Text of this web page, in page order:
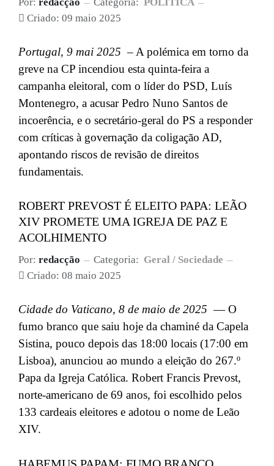
Criado: 09 maio 2025
Portugal, 9 mai 2025 – A polémica em torno da
greve na CP incendiou esta quinta-feira a
campanha eleitoral, com o líder do PSD, Luís
Montenegro, a acusar Pedro Nuno Santos de
incoerência, e o secretário-geral do PS a responder
com críticas à governação da coligação AD,
apontando riscos de revisão de direitos
fundamentais.
ROBERT PREVOST É ELEITO PAPA: LEÃO
XIV PROMETE UMA IGREJA DE PAZ E
ACOLHIMENTO
Por: redacção Categoria: Geral / Sociedade
Criado: 08 maio 2025
Cidade do Vaticano, 8 de maio de 2025 — O
fumo branco que saiu hoje da chaminé da Capela
Sistina, pouco depois das 18:00 locais (17:00 em
Lisboa), anunciou ao mundo a eleição do 267.º
Papa da Igreja Católica. Robert Francis Prevost,
norte-americano de 69 anos, foi escolhido pelos
133 cardeais eleitores e adotou o nome de Leão
XIV.